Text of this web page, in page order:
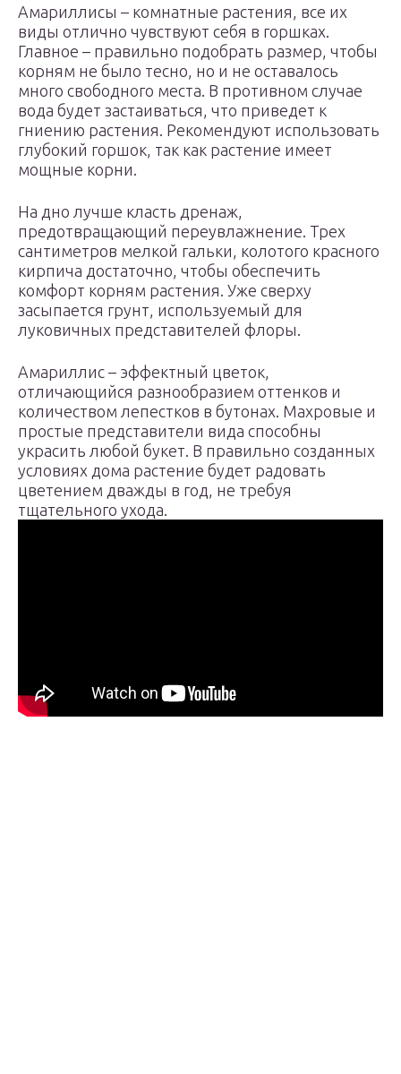
Амариллисы – комнатные растения, все их
виды отлично чувствуют себя в горшках.
Главное – правильно подобрать размер, чтобы
корням не было тесно, но и не оставалось
много свободного места. В противном случае
вода будет застаиваться, что приведет к
гниению растения. Рекомендуют использовать
глубокий горшок, так как растение имеет
мощные корни.
На дно лучше класть дренаж,
предотвращающий переувлажнение. Трех
сантиметров мелкой гальки, колотого красного
кирпича достаточно, чтобы обеспечить
комфорт корням растения. Уже сверху
засыпается грунт, используемый для
луковичных представителей флоры.
Амариллис – эффектный цветок,
отличающийся разнообразием оттенков и
количеством лепестков в бутонах. Махровые и
простые представители вида способны
украсить любой букет. В правильно созданных
условиях дома растение будет радовать
цветением дважды в год, не требуя
тщательного ухода.